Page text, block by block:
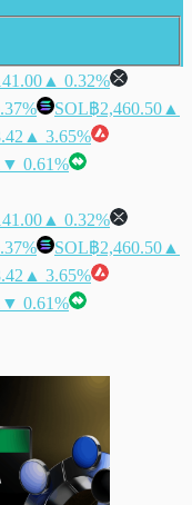
▲ 0.32%
SOL฿2,460.50 ▲
▲ 3.65%
▼ 0.61%
▲ 0.32%
SOL฿2,460.50 ▲
▲ 3.65%
▼ 0.61%